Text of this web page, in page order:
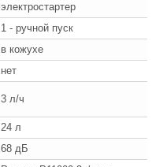
электростартер
1 - ручной пуск
в кожухе
нет
3 л/ч
24 л
68 дБ